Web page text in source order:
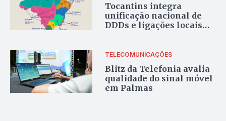
Tocantins integra
unificação nacional de
DDDs e ligações locais
TELECOMUNICAÇÕES
Blitz da Telefonia avalia
qualidade do sinal móvel
em Palmas